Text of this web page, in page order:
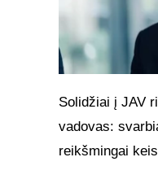
Solidžiai į JAV
vadovas:
reikšmingai